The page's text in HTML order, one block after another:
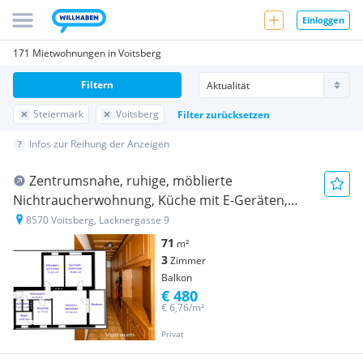
Einloggen
171 Mietwohnungen in Voitsberg
Steiermark Voitsberg Filter zurücksetzen
Filtern
Infos zur Reihung der Anzeigen
Zentrumsnahe, ruhige, möblierte
Nichtraucherwohnung, Küche mit E-Geräten,
schöne Aussicht!
8570 Voitsberg, Lacknergasse 9
71 m²
3Zimmer
Balkon
Privat
€ 6,76/m²
€ 480